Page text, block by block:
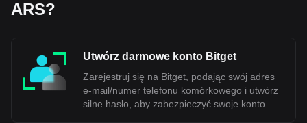
wymiany osiągnął 350 peso za dolara i ponad 720 peso na
kursami wymiany odzwierciedlają niestabilność peso.
Czynniki te przyczyniają się do postrzegania argentyńskiego
peso jako niestabilnej waluty w globalnym krajobrazie
ARS?
Utwórz darmowe konto Bitget
Zarejestruj się na Bitget, podając swój adres
e-mail/numer telefonu komórkowego i utwórz
silne hasło, aby zabezpieczyć swoje konto.